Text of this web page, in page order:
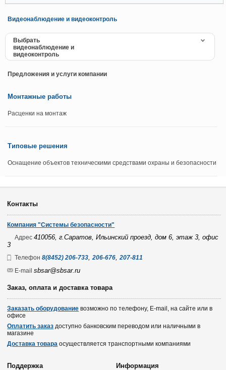
Видеонаблюдение и видеоконтроль
Выбрать
видеонаблюдение и
видеоконтроль
Предложения и услуги компании
Монтажные работы
Расценки на монтаж
Типовые решения
Оснащение объектов техническими средствами охраны и безопасности
Контакты
Компания "Системы безопасности"
Адрес 410056, г.Саратов, Ильинский проезд, дом 6, этаж 3, офис
3
Телефон 8(8452) 206-733,206-676,207-811
E-mail sbsar@sbsar.ru
Заказ, оплата и доставка товара
Заказать оборудование возможно по телефону, E-mail, на сайте или в
офисе
Оплатить заказ доступно банковским переводом или наличными в
магазине
Доставка товара осуществляется транспортными компаниями
Поддержка Информация